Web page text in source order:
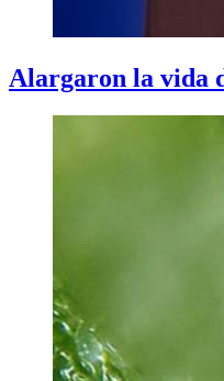
Alargaron la vida